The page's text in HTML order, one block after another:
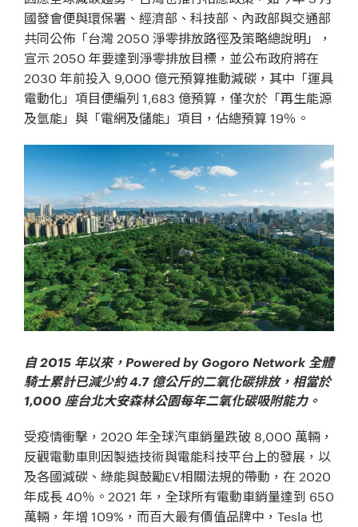
國發會便與環保署、經濟部、科技部、內政部與交通部
共同公佈「台灣 2050 淨零排放路徑及策略總說明」，
宣示 2050 年要達到淨零排放目標，並公布政府將在
2030 年前投入 9,000 億元預算推動減碳，其中「運具
電動化」項目便編列 1,683 億預算，僅次於「再生能源
及氫能」與「電網及儲能」項目，佔總預算 19％。
自 2015 年以來，Powered by Gogoro Network 全體
騎士累計已減少約 4.7 億公斤的二氧化碳排放，相當於
1,000 座台北大安森林公園每年二氧化碳吸附能力。
受疫情衝擊，2020 年全球汽車銷量跌破 8,000 萬輛，
反觀電動車則因製造技術與電能科技平台上的發展，以
及各國減碳、綠能與鼓勵EV相關法規的帶動，在 2020
年成長 40％。2021 年，全球所有電動車銷量達到 650
萬輛，年增 109%，而百大最有價值品牌中，Tesla 也